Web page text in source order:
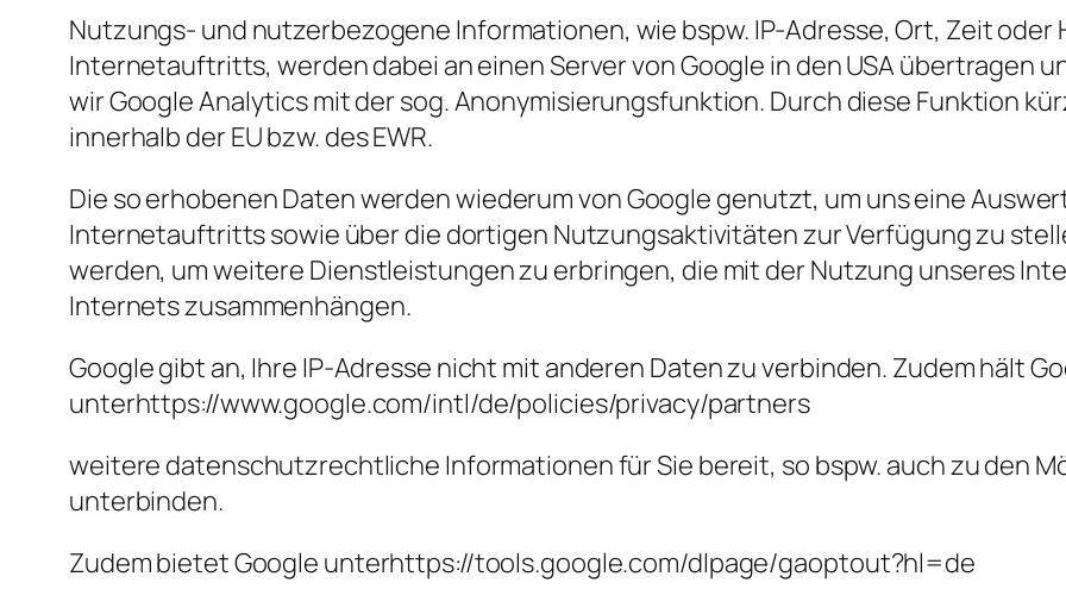
Nutzungs- und nutzerbezogene Informationen, wie bspw. IP-Adresse, Ort, Zeit oder
Internetauftritts, werden dabei an einen Server von Google in den USA übertragen
wir Google Analytics mit der sog. Anonymisierungsfunktion. Durch diese Funktion
innerhalb der EU bzw. des EWR.
Die so erhobenen Daten werden wiederum von Google genutzt, um uns eine
Internetauftritts sowie über die dortigen Nutzungsaktivitäten zur Verfügung zu
werden, um weitere Dienstleistungen zu erbringen, die mit der Nutzung unseres
Internets zusammenhängen.
Google gibt an, Ihre IP-Adresse nicht mit anderen Daten zu verbinden. Zudem hält
unterhttps://www.google.com/intl/de/policies/privacy/partners
weitere datenschutzrechtliche Informationen für Sie bereit, so bspw. auch zu den
unterbinden.
Zudem bietet Google unterhttps://tools.google.com/dlpage/gaoptout?hl=de